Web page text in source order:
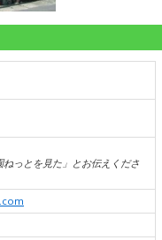
っとを見た」とお伝えくださ